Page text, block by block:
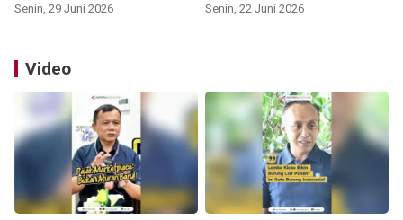
Senin, 29 Juni 2026 Senin, 22 Juni 2026
Video